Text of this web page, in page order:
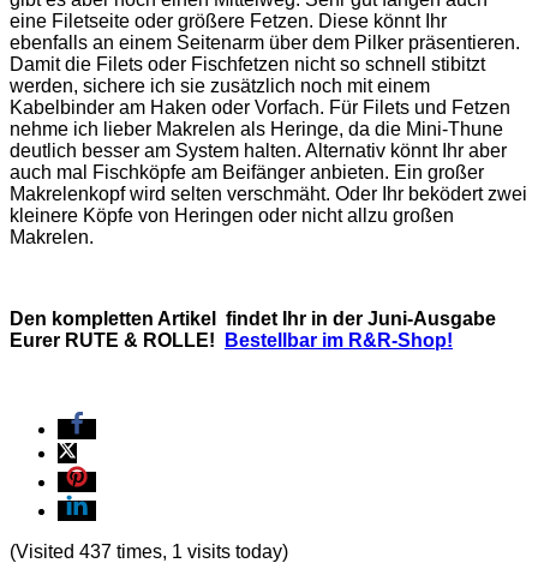
eine Filetseite oder größere Fetzen. Diese könnt Ihr
ebenfalls an einem Seitenarm über dem Pilker präsentieren.
Damit die Filets oder Fischfetzen nicht so schnell stibitzt
werden, sichere ich sie zusätzlich noch mit einem
Kabelbinder am Haken oder Vorfach. Für Filets und Fetzen
nehme ich lieber Makrelen als Heringe, da die Mini-Thune
deutlich besser am System halten. Alternativ könnt Ihr aber
auch mal Fischköpfe am Beifänger anbieten. Ein großer
Makrelenkopf wird selten verschmäht. Oder Ihr beködert zwei
kleinere Köpfe von Heringen oder nicht allzu großen
Makrelen.
Den kompletten Artikel findet Ihr in der Juni-Ausgabe
Eurer RUTE & ROLLE!
Bestellbar im R&R-Shop!
(Visited 437 times, 1 visits today)